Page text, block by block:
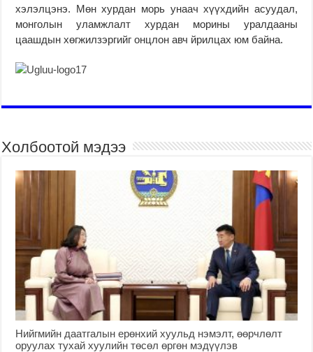
хэлэлцэнэ. Мөн хурдан морь унаач хүүхдийн асуудал,
монголын уламжлалт хурдан морины уралдааны
цаашдын хөгжилзэргийг онцлон авч йрилцах юм байна.
Холбоотой мэдээ
Нийгмийн даатгалын ерөнхий хуульд нэмэлт, өөрчлөлт
оруулах тухай хуулийн төсөл өргөн мэдүүлэв